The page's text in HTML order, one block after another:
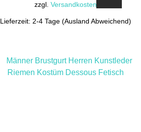
zzgl. Versandkosten
Lieferzeit: 2-4 Tage (Ausland Abweichend)